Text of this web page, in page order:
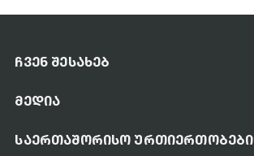
ᲩᲕᲔᲜ ᲨᲔᲡᲐᲮᲔᲑ
ᲛᲔᲜᲔᲯᲛᲔᲜᲢᲘ
ᲡᲢᲠᲣᲥᲢᲣᲠᲐ
ᲛᲔᲓᲘᲐ
ᲡᲘᲐᲮᲚᲔᲔᲑᲘ
ᲡᲐᲔᲠᲗᲐᲨᲝᲠᲘᲡᲝ ᲣᲠᲗᲘᲔᲠᲗᲝᲑᲔᲑᲘ